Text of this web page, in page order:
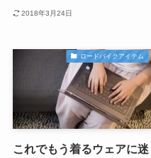
2018年3月24日
ロードバイクアイテム
これでもう着るウェアに迷